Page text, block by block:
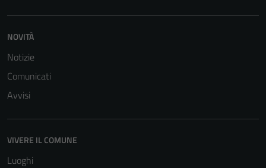
NOVITÀ
Notizie
Comunicati
Avvisi
VIVERE IL COMUNE
Luoghi